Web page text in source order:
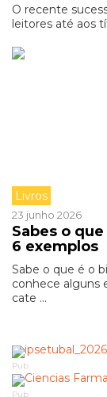
O recente
leitores até aos
Livros
23 junho 2026
Sabes o
6 exemplos
Sabe o que é o
conhece alguns
cate ...
Pub
Pub